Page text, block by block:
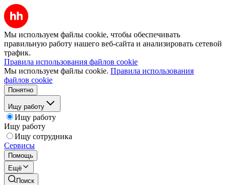
Мы используем файлы cookie, чтобы обеспечивать
правильную работу нашего веб-сайта и анализировать сетевой
трафик.
Правила использования файлов cookie
Мы используем файлы cookie. Правила использования
файлов cookie
Понятно
Ищу работу
Ищу работу
Ищу работу
Ищу сотрудника
Сервисы
Помощь
Ещё
Поиск